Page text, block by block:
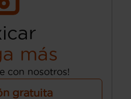
más
con nosotros!
gratuita